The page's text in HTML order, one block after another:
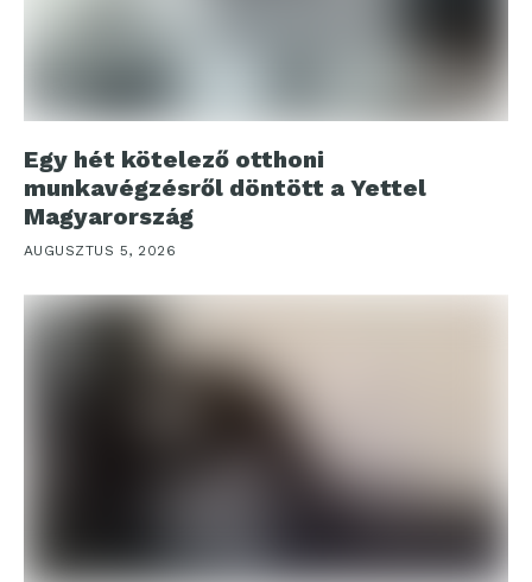
Egy hét kötelező otthoni
munkavégzésről döntött a Yettel
Magyarország
AUGUSZTUS 5, 2026